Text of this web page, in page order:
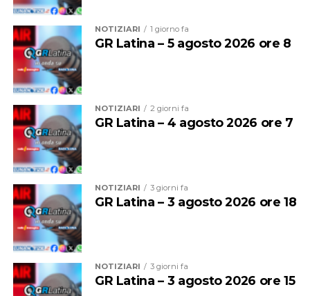
NOTIZIARI 1 giorno fa
GR Latina – 5 agosto 2026 ore 8
NOTIZIARI 2 giorni fa
GR Latina – 4 agosto 2026 ore 7
NOTIZIARI 3 giorni fa
GR Latina – 3 agosto 2026 ore 18
NOTIZIARI 3 giorni fa
GR Latina – 3 agosto 2026 ore 15